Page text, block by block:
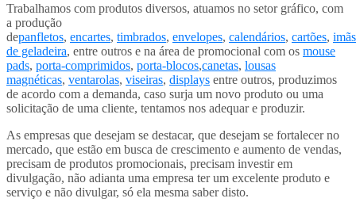
Trabalhamos com produtos diversos, atuamos no setor gráfico, com
a produção
depanfletos, encartes, timbrados, envelopes, calendários, cartões, imãs
de geladeira, entre outros e na área de promocional com os mouse
pads, porta-comprimidos, porta-blocos,canetas, lousas
magnéticas, ventarolas, viseiras, displays entre outros, produzimos
de acordo com a demanda, caso surja um novo produto ou uma
solicitação de uma cliente, tentamos nos adequar e produzir.
As empresas que desejam se destacar, que desejam se fortalecer no
mercado, que estão em busca de crescimento e aumento de vendas,
precisam de produtos promocionais, precisam investir em
divulgação, não adianta uma empresa ter um excelente produto e
serviço e não divulgar, só ela mesma saber disto.